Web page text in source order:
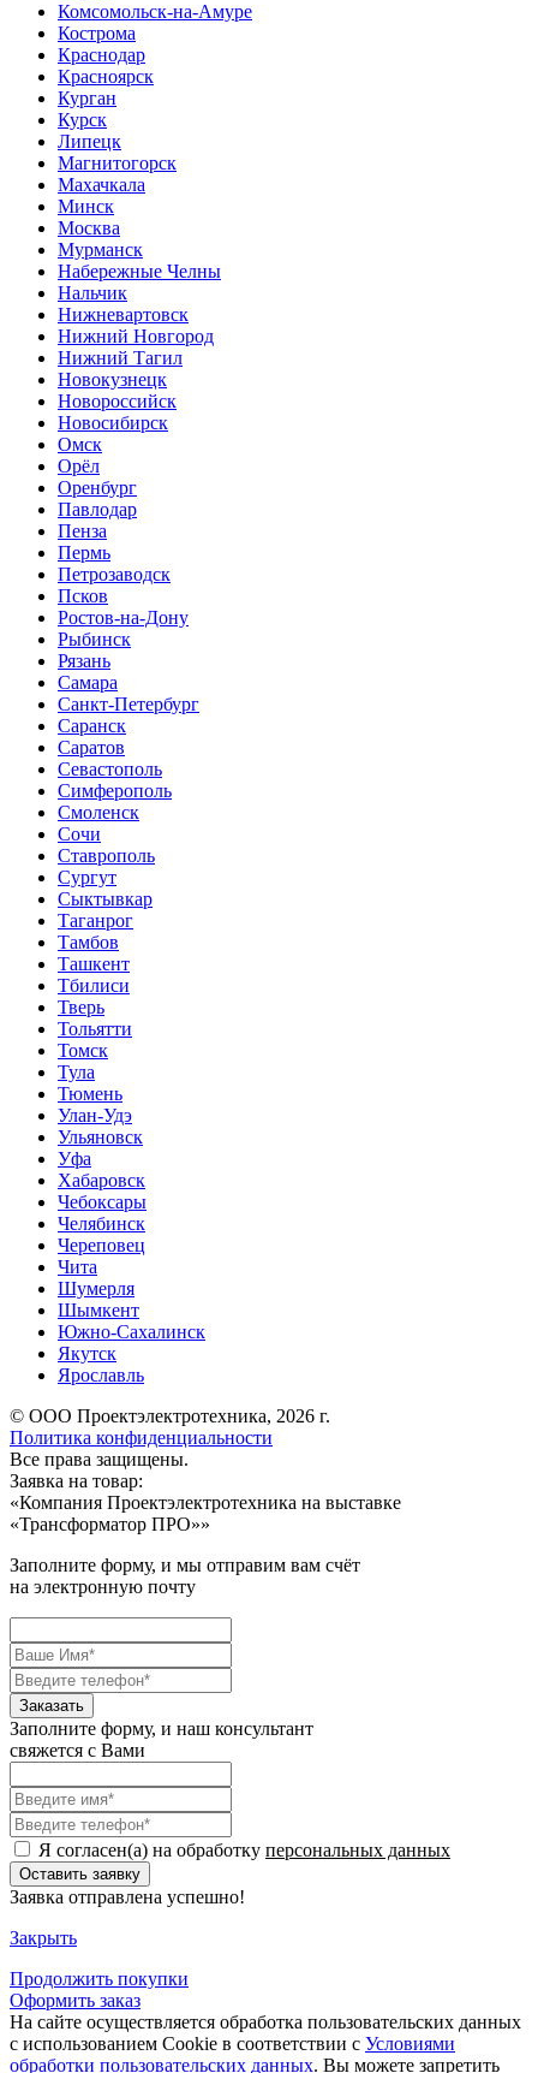
Комсомольск-на-Амуре
Кострома
Краснодар
Красноярск
Курган
Курск
Липецк
Магнитогорск
Махачкала
Минск
Москва
Мурманск
Набережные Челны
Нальчик
Нижневартовск
Нижний Новгород
Нижний Тагил
Новокузнецк
Новороссийск
Новосибирск
Омск
Орёл
Оренбург
Павлодар
Пенза
Пермь
Петрозаводск
Псков
Ростов-на-Дону
Рыбинск
Рязань
Самара
Санкт-Петербург
Саранск
Саратов
Севастополь
Симферополь
Смоленск
Сочи
Ставрополь
Сургут
Сыктывкар
Таганрог
Тамбов
Ташкент
Тбилиси
Тверь
Тольятти
Томск
Тула
Тюмень
Улан-Удэ
Ульяновск
Уфа
Хабаровск
Чебоксары
Челябинск
Череповец
Чита
Шумерля
Шымкент
Южно-Сахалинск
Якутск
Ярославль
© ООО Проектэлектротехника, 2026 г.
Политика конфиденциальности
Все права защищены.
Заявка на товар:
«Компания Проектэлектротехника на выставке
«Трансформатор ПРО»»
Заполните форму, и мы отправим вам счёт
на электронную почту
Заполните форму, и наш консультант
свяжется с Вами
Я согласен(а) на обработку персональных данных
Заявка отправлена успешно!
Закрыть
Продолжить покупки
Оформить заказ
На сайте осуществляется обработка пользовательских данных
с использованием Cookie в соответствии с Условиями
обработки пользовательских данных. Вы можете запретить